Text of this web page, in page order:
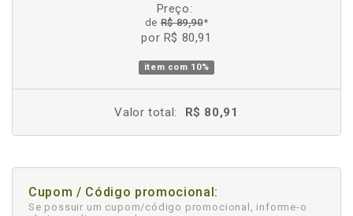
Preço:
deR$ 89,90*
por R$ 80,91
item com 10%
Valor total: R$ 80,91
Cupom / Código promocional:
Se possuir um cupom/código promocional, informe-o